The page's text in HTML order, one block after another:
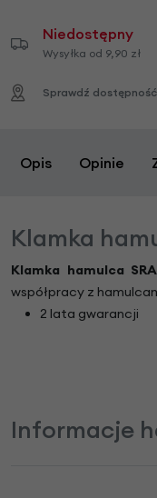
Niedostępny
Wysyłka od 9,90 zł
Sprawdź
Opis Opinie
Klamka
Klamka hamulca
współpracy z
2 lata gwarancji
Informacje